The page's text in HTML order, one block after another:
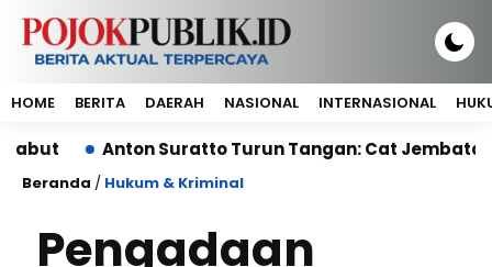
HOME BERITA DAERAH NASIONAL INTERNASIONAL
Anton Suratto Turun Tangan: Cat Jembatan
Beranda / Hukum & Kriminal
Pengadaan